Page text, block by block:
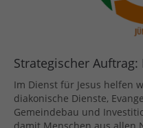
Strategischer Auftrag:
Im Dienst für Jesus helfen
diakonische Dienste,
Gemeindebau und